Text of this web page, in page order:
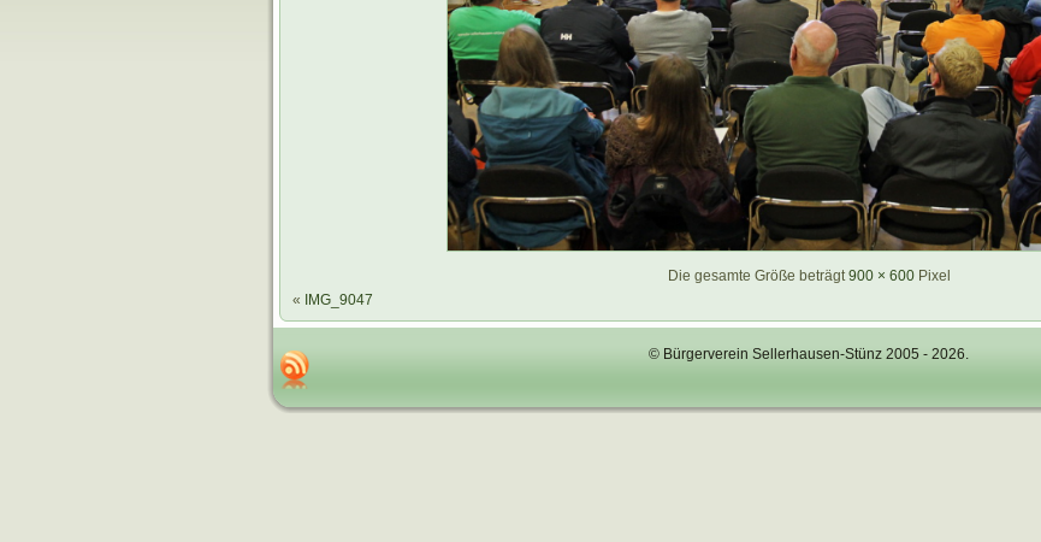
Die gesamte Größe beträgt900 × 600Pixel
«
IMG_9047
© Bürgerverein Sellerhausen-Stünz 2005 - 2026.